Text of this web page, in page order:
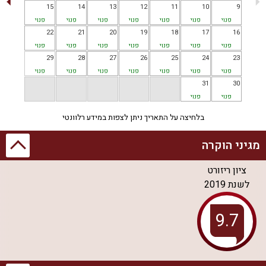
9
פנוי
10
פנוי
11
פנוי
12
פנוי
13
פנוי
14
פנוי
15
פנוי
16
פנוי
17
פנוי
18
פנוי
19
פנוי
20
פנוי
21
פנוי
22
פנוי
23
פנוי
24
פנוי
25
פנוי
26
פנוי
27
פנוי
28
פנוי
29
פנוי
30
פנוי
31
פנוי
בלחיצה על התאריך ניתן לצפות במידע רלוונטי
מגיני הוקרה
ציון ריזורט
לשנת2019